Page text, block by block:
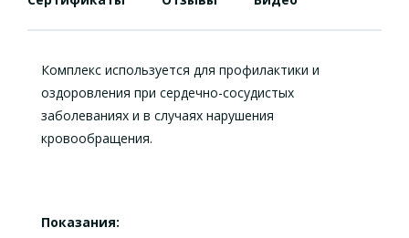
Комплекс используется для профилактики и
оздоровления при сердечно-сосудистых
заболеваниях и в случаях нарушения
кровообращения.
Показания: